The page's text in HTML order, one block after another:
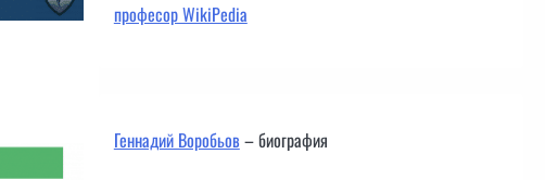
професор WikiPedia
Геннадий Воробьов– биография